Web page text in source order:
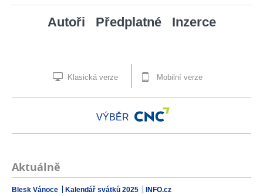
Autoři Předplatné Inzerce
Klasická verze Mobilní verze
VÝBĚR
Aktuálně
Blesk Vánoce Kalendář svátků 2025 INFO.cz